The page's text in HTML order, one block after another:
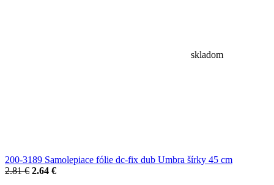
skladom
200-3189 Samolepiace fólie dc-fix dub Umbra šírky 45 cm
2.81 € 2.64 €